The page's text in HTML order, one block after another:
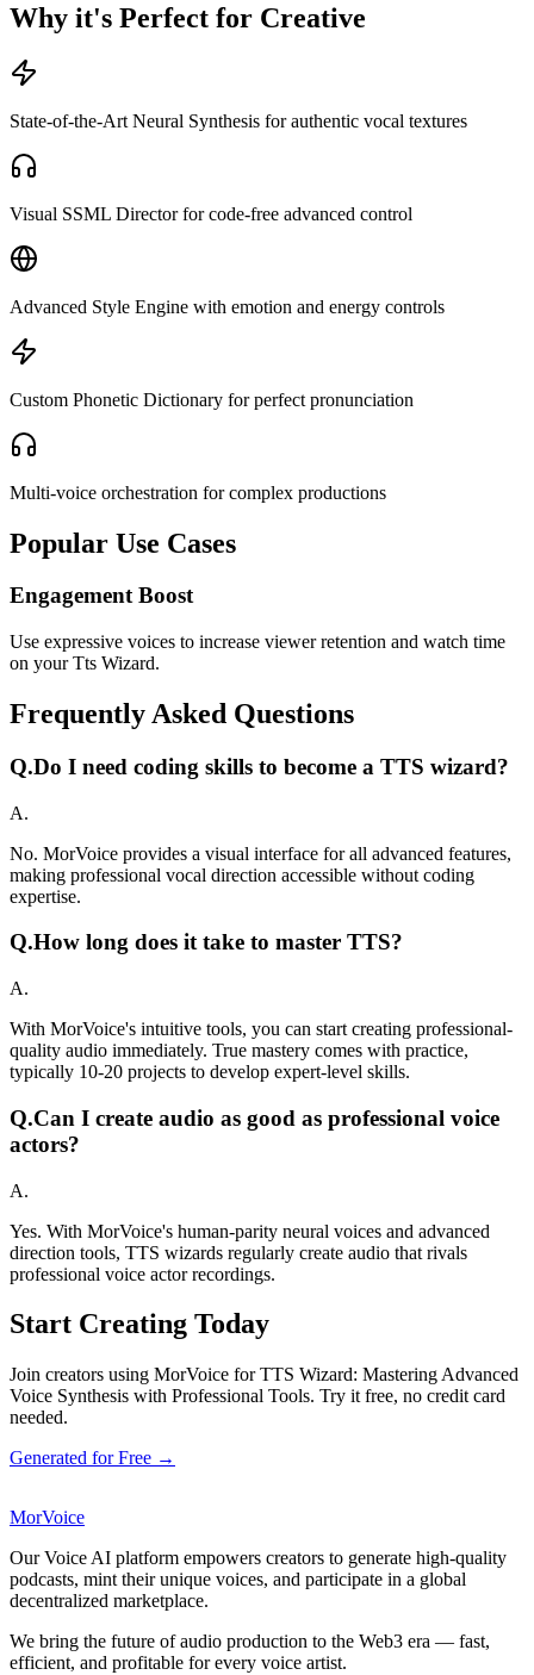
Why it's Perfect for Creative
State-of-the-Art Neural Synthesis for authentic vocal textures
Visual SSML Director for code-free advanced control
Advanced Style Engine with emotion and energy controls
Custom Phonetic Dictionary for perfect pronunciation
Multi-voice orchestration for complex productions
Popular Use Cases
Engagement Boost
Use expressive voices to increase viewer retention and watch time
on your Tts Wizard.
Frequently Asked Questions
Q.Do I need coding skills to become a TTS wizard?
A.
No. MorVoice provides a visual interface for all advanced features,
making professional vocal direction accessible without coding
expertise.
Q.How long does it take to master TTS?
A.
With MorVoice's intuitive tools, you can start creating professional-
quality audio immediately. True mastery comes with practice,
typically 10-20 projects to develop expert-level skills.
Q.Can I create audio as good as professional voice
actors?
A.
Yes. With MorVoice's human-parity neural voices and advanced
direction tools, TTS wizards regularly create audio that rivals
professional voice actor recordings.
Start Creating Today
Join creators using MorVoice for TTS Wizard: Mastering Advanced
Voice Synthesis with Professional Tools. Try it free, no credit card
needed.
Generated for Free →
MorVoice
Our Voice AI platform empowers creators to generate high-quality
podcasts, mint their unique voices, and participate in a global
decentralized marketplace.
We bring the future of audio production to the Web3 era — fast,
efficient, and profitable for every voice artist.